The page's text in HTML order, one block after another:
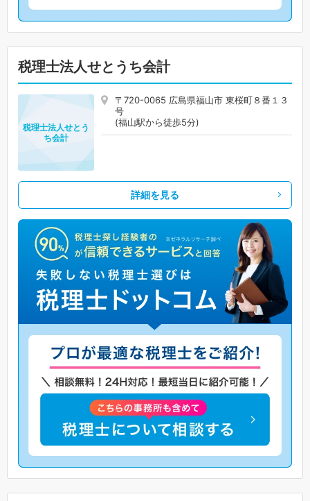
税理士法人せとうち会計
〒720-0065 広島県福山市 東桜町８番１３
号
(福山駅から徒歩5分)
税理士法人せとう
ち会計
詳細を見る